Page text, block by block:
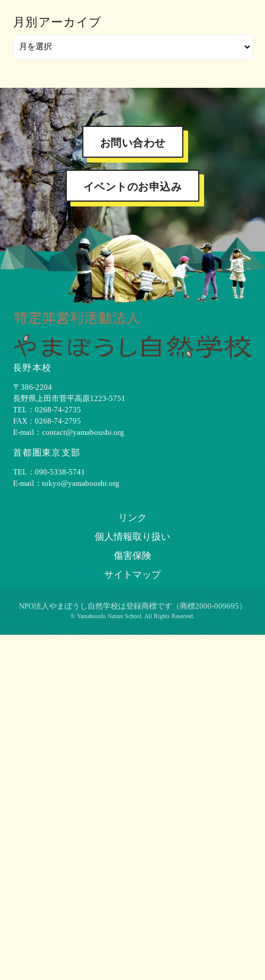
月別アーカイブ
お問い合わせ
イベントのお申込み
長野本校
〒386-2204
⻑野県上⽥市菅平⾼原1223-5751
TEL：0268-74-2735
FAX：0268-74-2795
E-mail：contact@yamaboushi.org
首都圏東京支部
TEL：090-5338-5741
E-mail：tokyo@yamaboushi.org
リンク
個⼈情報取り扱い
傷害保険
サイトマップ
NPO法⼈やまぼうし⾃然学校は登録商標です（商標2000-009695）
© Yamaboushi Nature School. All Rights Reserved.